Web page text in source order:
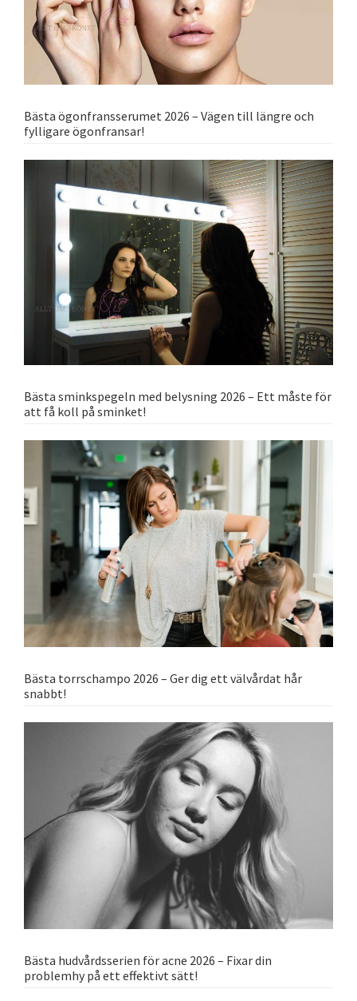
Bästa ögonfransserumet 2026 – Vägen till längre och
fylligare ögonfransar!
Bästa sminkspegeln med belysning 2026 – Ett måste för
att få koll på sminket!
Bästa torrschampo 2026 – Ger dig ett välvårdat hår
snabbt!
Bästa hudvårdsserien för acne 2026 – Fixar din
problemhy på ett effektivt sätt!